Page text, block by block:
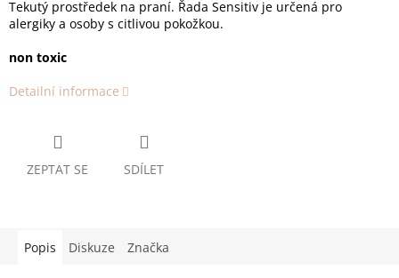
Tekutý prostředek na praní. Řada Sensitiv je určená pro
alergiky a osoby s citlivou pokožkou.
non toxic
Detailní informace
ZEPTAT SE SDÍLET
Popis Diskuze Značka